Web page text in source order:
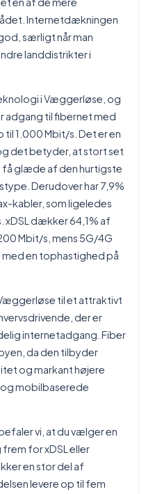
Internetdækningen
særligt når man
landdistrikter i
i Væggerløse, og
adgang til fibernet med
til 1.000 Mbit/s. Det er en
det betyder, at stort set
få glæde af den hurtigste
Derudover har 7,9%
kabler, som ligeledes
xDSL dækker 64,1% af
Mbit/s, mens 5G/4G
en tophastighed på
til et attraktivt
der er
internetadgang. Fiber
da den tilbyder
og markant højere
mobilbaserede
vi, at du vælger en
for xDSL eller
en stor del af
levere op til fem